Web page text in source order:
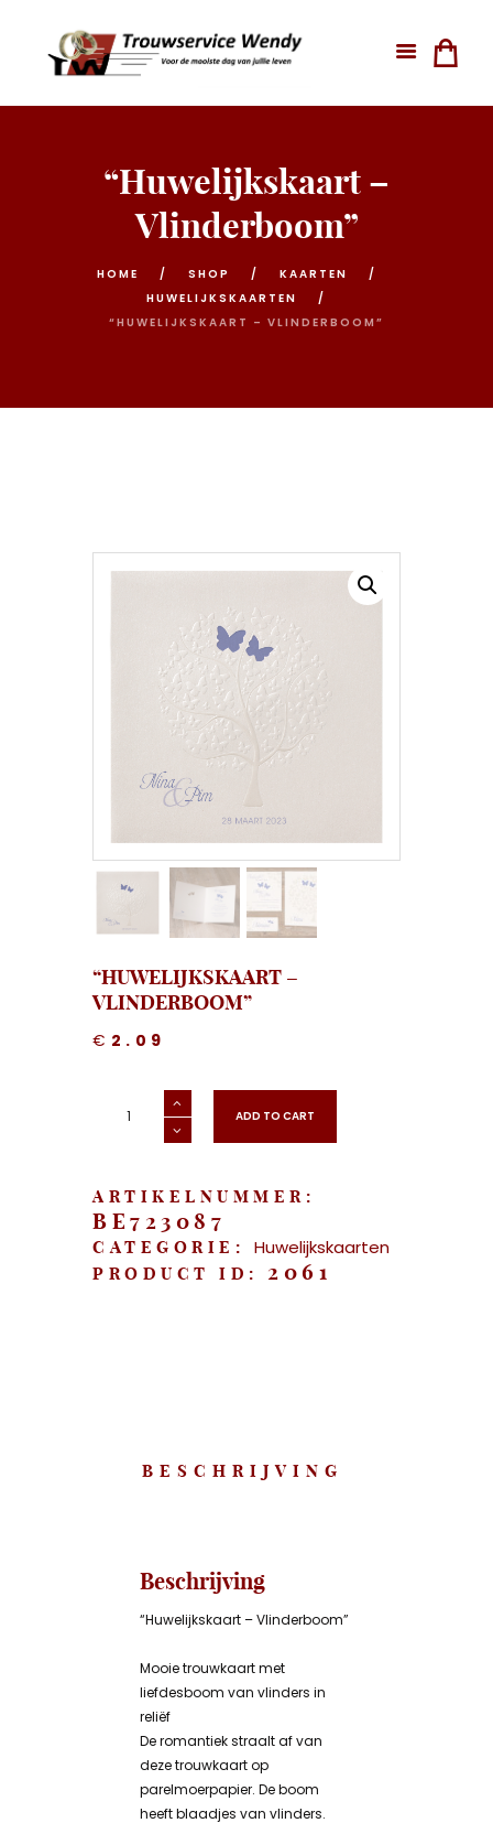
“Huwelijkskaart –
Vlinderboom”
HOME SHOP
KAARTEN
HUWELIJKSKAARTEN
“HUWELIJKSKAART – VLINDERBOOM”
“HUWELIJKSKAART –
VLINDERBOOM”
€ 2.09
"Huwelijkskaart
Vlinderboom" ADD TO CART
ARTIKELNUMMER:
BE723087
CATEGORIE: Huwelijkskaarten
PRODUCT ID: 2061
BESCHRIJVING
Beschrijving
“Huwelijkskaart – Vlinderboom”
Mooie trouwkaart met
liefdesboom van vlinders in
reliëf
De romantiek straalt af van
deze trouwkaart op
parelmoerpapier. De boom
heeft blaadjes van vlinders.